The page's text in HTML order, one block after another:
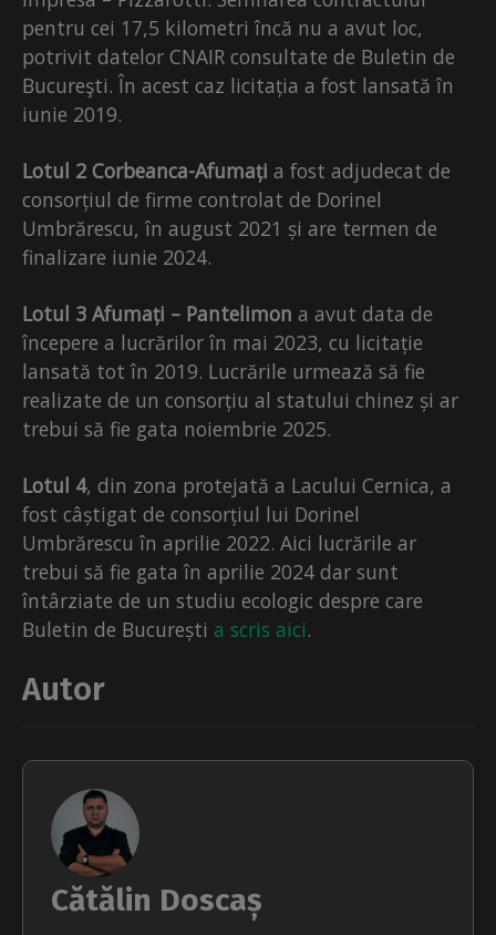
pentru cei 17,5 kilometri încă nu a avut loc,
potrivit datelor CNAIR consultate de Buletin de
Bucureşti. În acest caz licitația a fost lansată în
iunie 2019.
Lotul 2 Corbeanca-Afumați a fost adjudecat de
consorțiul de firme controlat de Dorinel
Umbrărescu, în august 2021 și are termen de
finalizare iunie 2024.
Lotul 3 Afumați – Pantelimon a avut data de
începere a lucrărilor în mai 2023, cu licitație
lansată tot în 2019. Lucrările urmează să fie
realizate de un consorțiu al statului chinez și ar
trebui să fie gata noiembrie 2025.
Lotul 4, din zona protejată a Lacului Cernica, a
fost câștigat de consorțiul lui Dorinel
Umbrărescu în aprilie 2022. Aici lucrările ar
trebui să fie gata în aprilie 2024 dar sunt
întârziate de un studiu ecologic despre care
Buletin de București a scris aici.
Autor
Cătălin Doscaș